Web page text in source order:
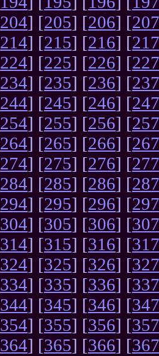
204] [205] [206] [207
214] [215] [216] [217
224] [225] [226] [227
234] [235] [236] [237
244] [245] [246] [247
254] [255] [256] [257
264] [265] [266] [267
274] [275] [276] [277
284] [285] [286] [287
294] [295] [296] [297
304] [305] [306] [307
314] [315] [316] [317
324] [325] [326] [327
334] [335] [336] [337
344] [345] [346] [347
354] [355] [356] [357
364] [365] [366] [367